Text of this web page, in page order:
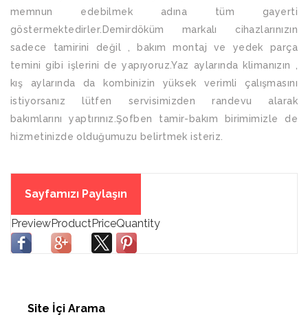
memnun edebilmek adına tüm gayerti
göstermektedirler.Demirdöküm markalı cihazlarınızın
sadece tamirini değil , bakım montaj ve yedek parça
temini gibi işlerini de yapıyoruz.Yaz aylarında klimanızın ,
kış aylarında da kombinizin yüksek verimli çalışmasını
istiyorsanız lütfen servisimizden randevu alarak
bakımlarını yaptırınız.Şofben tamir-bakım birimimizle de
hizmetinizde olduğumuzu belirtmek isteriz.
Sayfamızı Paylaşın
Site İçi Arama